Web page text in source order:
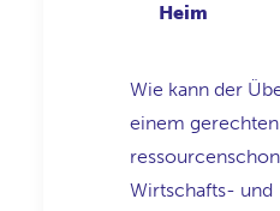
Heim
Wie kann der
einem
Wirtschafts- und